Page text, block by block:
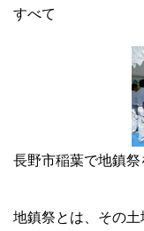
すべて
長野市稲葉で地鎮祭
地鎮祭とは、その土